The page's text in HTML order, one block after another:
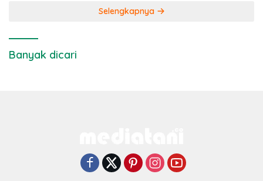
Selengkapnya
Banyak dicari